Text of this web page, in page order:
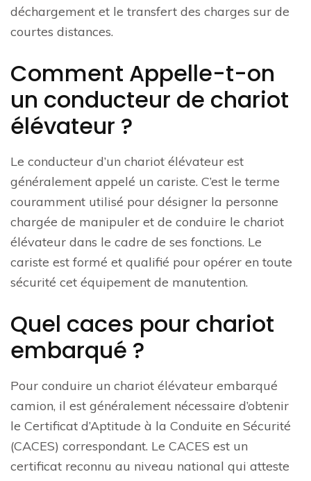
déchargement et le transfert des charges sur de
courtes distances.
Comment Appelle-t-on
un conducteur de chariot
élévateur ?
Le conducteur d’un chariot élévateur est
généralement appelé un cariste. C’est le terme
couramment utilisé pour désigner la personne
chargée de manipuler et de conduire le chariot
élévateur dans le cadre de ses fonctions. Le
cariste est formé et qualifié pour opérer en toute
sécurité cet équipement de manutention.
Quel caces pour chariot
embarqué ?
Pour conduire un chariot élévateur embarqué
camion, il est généralement nécessaire d’obtenir
le Certificat d’Aptitude à la Conduite en Sécurité
(CACES) correspondant. Le CACES est un
certificat reconnu au niveau national qui atteste